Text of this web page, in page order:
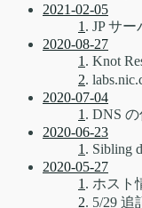
2021-02-05
1 . JP サ
2020-08-27
1 . Knot
2.
2020-07-04
1 . DNS
2020-06-23
1 . Sibling
2020-05-27
1 . ホスト
2. 5/29 追